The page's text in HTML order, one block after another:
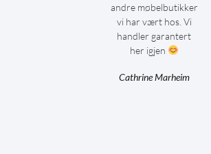
andre møbelbutikker
vi har vært hos. Vi
handler garantert
her igjen
Cathrine Marheim